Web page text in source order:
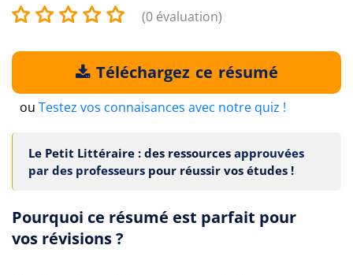
(0 évaluation)
Téléchargez ce résumé
ou Testez vos connaisances avec notre quiz !
Le Petit Littéraire : des ressources approuvées
par des professeurs pour réussir vos études !
Pourquoi ce résumé est parfait pour
vos révisions ?